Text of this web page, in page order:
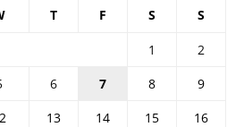
T F S S
1
2
6 7 8
9
13 14 15
16